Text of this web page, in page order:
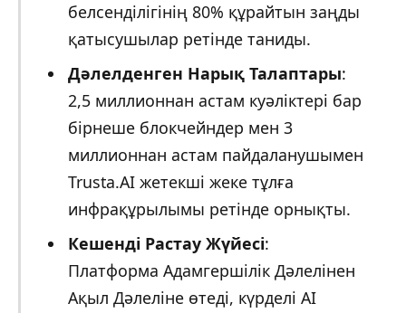
белсенділігінің 80% құрайтын заңды
қатысушылар ретінде таниды.
Дәлелденген Нарық Талаптары:
2,5 миллионнан астам куәліктері бар
бірнеше блокчейндер мен 3
миллионнан астам пайдаланушымен
Trusta.AI жетекші жеке тұлға
инфрақұрылымы ретінде орнықты.
Кешенді Растау Жүйесі:
Платформа Адамгершілік Дәлелінен
Ақыл Дәлеліне өтеді, күрделі AI